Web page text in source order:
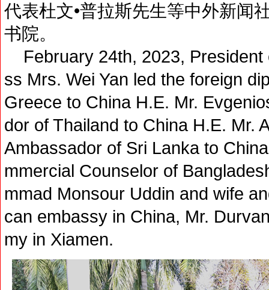
代表杜文•普拉斯先生等中外新闻
书院。
February 24th, 2023, President
ss Mrs. Wei Yan led the foreign
Greece to China H.E. Mr.
dor of Thailand to China H.E. Mr.
Ambassador of Sri Lanka to
mmercial Counselor of
mmad Monsour Uddin and wife
can embassy in China, Mr.
my in Xiamen.